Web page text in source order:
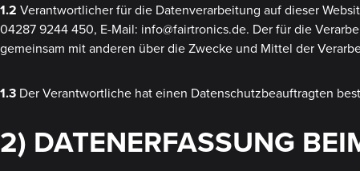
1.2 Verantwortlicher für die Datenverarbeitung auf dieser
04287 9244 450, E-Mail: info@fairtronics.de. Der für die
gemeinsam mit anderen über die Zwecke und Mittel der
1.3 Der Verantwortliche hat einen Datenschutzbeauftragten
2) DATENERFASSUNG